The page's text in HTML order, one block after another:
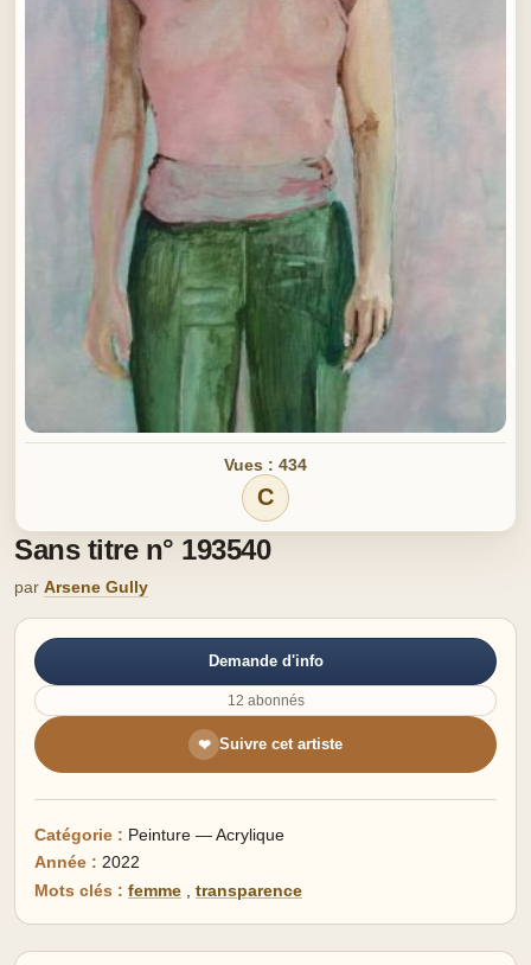
Vues : 434
C
Sans titre n° 193540
par Arsene Gully
Demande d'info
12 abonnés
❤ Suivre cet artiste
Catégorie : Peinture — Acrylique
Année : 2022
Mots clés : femme transparence